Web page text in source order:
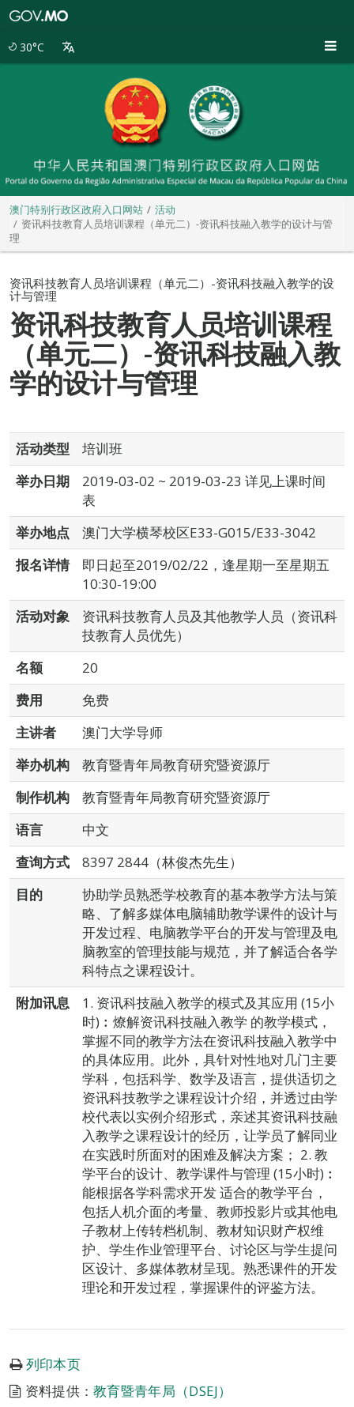
30°C
澳门特别行政区政府入口网站
活动
资讯科技教育人员培训课程（单元二）-资讯科技融入教学的设计与管
理
资讯科技教育人员培训课程（单元二）-资讯科技融入教学的设
计与管理
资讯科技教育人员培训课程
（单元二）-资讯科技融入教
学的设计与管理
活动类型
培训班
举办日期
2019-03-02 ~ 2019-03-23 详见上课时间
表
举办地点
澳门大学横琴校区E33-G015/E33-3042
报名详情
即日起至2019/02/22，逢星期一至星期五
10:30-19:00
活动对象
资讯科技教育人员及其他教学人员（资讯科
技教育人员优先）
名额
20
费用
免费
主讲者
澳门大学导师
举办机构
教育暨青年局教育研究暨资源厅
制作机构
教育暨青年局教育研究暨资源厅
语言
中文
查询方式
8397 2844（林俊杰先生）
目的
协助学员熟悉学校教育的基本教学方法与策
略、了解多媒体电脑辅助教学课件的设计与
开发过程、电脑教学平台的开发与管理及电
脑教室的管理技能与规范，并了解适合各学
科特点之课程设计。
附加讯息
1. 资讯科技融入教学的模式及其应用 (15小
时)︰燎解资讯科技融入教学 的教学模式，
掌握不同的教学方法在资讯科技融入教学中
的具体应用。此外，具针对性地对几门主要
学科，包括科学、数学及语言，提供适切之
资讯科技教学之课程设计介绍，并透过由学
校代表以实例介绍形式，亲述其资讯科技融
入教学之课程设计的经历，让学员了解同业
在实践时所面对的困难及解决方案； 2. 教
学平台的设计、教学课件与管理 (15小时)︰
能根据各学科需求开发 适合的教学平台，
包括人机介面的考量、教师投影片或其他电
子教材上传转档机制、教材知识财产权维
护、学生作业管理平台、讨论区与学生提问
区设计、多媒体教材呈现。熟悉课件的开发
理论和开发过程，掌握课件的评鉴方法。
列印本页
资料提供：教育暨青年局（DSEJ）